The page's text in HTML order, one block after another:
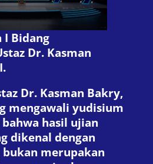
I Bidang
Dr. Kasman
Dr. Kasman Bakry,
mengawali yudisium
hasil ujian
dikenal dengan
merupakan